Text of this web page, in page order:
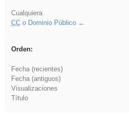
Cualquiera
CCo Dominio Público
Orden:
Fecha (recientes)
Fecha (antiguos)
Visualizaciones
Título